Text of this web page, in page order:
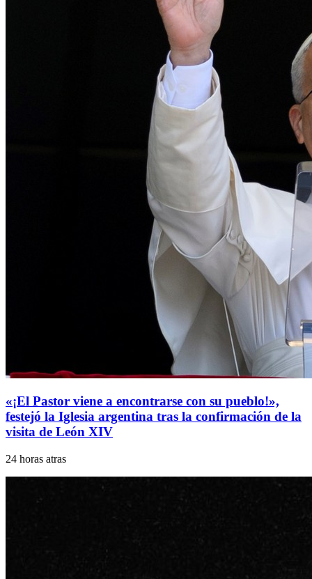
«¡El Pastor viene a encontrarse con su pueblo!»,
festejó la Iglesia argentina tras la confirmación de la
visita de León XIV
24 horas atras